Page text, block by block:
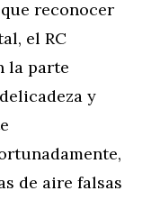
reconocer
el RC
la parte
y
de aire falsas